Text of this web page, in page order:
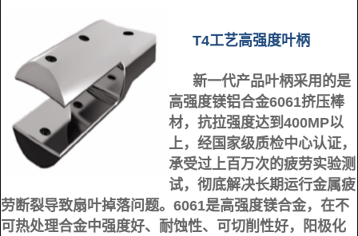
T4工艺高强度叶柄
新一代产品叶柄采用的是
高强度镁铝合金6061挤压棒
材，抗拉强度达到400MP以
上，经国家级质检中心认证，
承受过上百万次的疲劳实验测
试，彻底解决长期运行金属疲
劳断裂导致扇叶掉落问题。 6061是高强度镁合金，在不
可热处理合金中强度好、耐蚀性、可切削性好，阳极化